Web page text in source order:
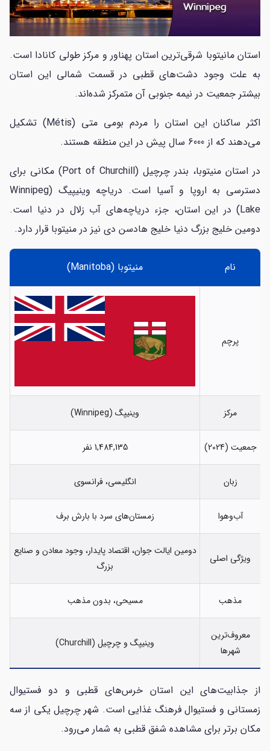
استان مانیتوبا شرقی‌ترین استان پهناور و مرکز طولی کانادا است.
به علت وجود دشت‌های قطبی در قسمت شمالی این استان
بیشتر جمعیت در نیمه جنوبی آن متمرکز شده‌اند.
اکثر ساکنان این استان را مردم بومی متی (Métis) تشکیل
می‌دهند که از 6000 سال پیش در این منطقه هستند.
در استان منیتوبا، بندر چرچیل (Port of Churchill) مکانی برای
دسترسی به اروپا و آسیا است. دریاچه وینیپیگ (Winnipeg
Lake) در این استان، جزء دریاچه‌های آب زلال در دنیا است.
دومین خلیج بزرگ دنیا خلیج هادسن دی نیز در منیتوبا قرار دارد.
نام منیتوبا (Manitoba)
پرچم
مرکز وینیپگ (Winnipeg)
جمعیت (2024) 1,484,135 نفر
زبان انگلیسی، فرانسوی
آب‌وهوا زمستان‌های سرد با بارش برف
ویژگی اصلی
دومین ایالت جوان، اقتصاد پایدار، وجود معادن و صنایع
بزرگ
مذهب مسیحی، بدون مذهب
معروف‌ترین
شهرها
وینیپگ و چرچیل (Churchill)
از جذابیت‌های این استان خرس‌های قطبی و دو فستیوال
زمستانی و فستیوال فرهنگ غذایی است. شهر چرچیل یکی از سه
مکان برتر برای مشاهده شفق قطبی به شمار می‌رود.